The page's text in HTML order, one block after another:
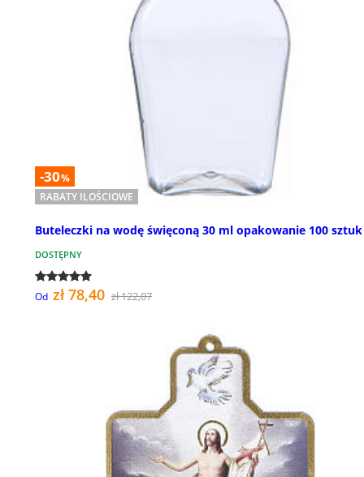
-30%
RABATY ILOŚCIOWE
Buteleczki na wodę święconą 30 ml opakowanie 100 sztuk
DOSTĘPNY
Od zł 78,40 zł 122,07